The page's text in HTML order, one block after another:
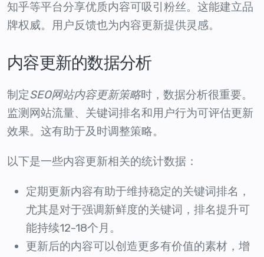
知乎等平台分享优质内容可吸引粉丝。这能建立品
牌权威。用户反馈也为内容更新提供灵感。
内容更新的数据分析
制定SEO网站内容更新策略时，数据分析很重要。
监测网站流量、关键词排名和用户行为可评估更新
效果。这有助于及时调整策略。
以下是一些内容更新相关的统计数据：
定期更新内容有助于维持稳定的关键词排名，
尤其是对于强调新鲜度的关键词，排名提升可
能持续12-18个月。
更新后的内容可以创造更多有价值的素材，增